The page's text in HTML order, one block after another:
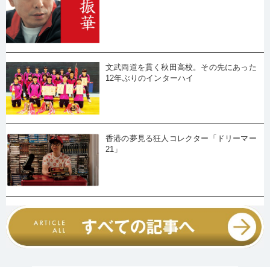
文武両道を貫く秋田高校。その先にあった
12年ぶりのインターハイ
香港の夢見る狂人コレクター「ドリーマー
21」